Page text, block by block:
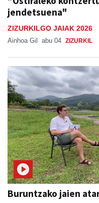
jendetsuena"
ZIZURKILGO JAIAK 2026
Ainhoa Gil abu 04 ZIZURKIL
Buruntzako jaien